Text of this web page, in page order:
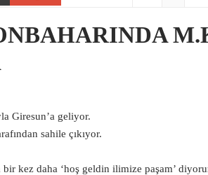
Giresun’a geliyor.
sahile çıkıyor.
bir kez daha ‘hoş geldin ilimize paşam’